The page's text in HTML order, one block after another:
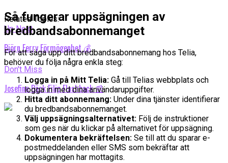
Related Topics:
Up Next
Björn Ferry Förmögenhet 💰
Don't Miss
Josefine Bäck Filip Flashback 📰
Så fungerar uppsägningen av
bredbandsabonnemanget
För att säga upp ditt bredbandsabonnemang hos Telia,
behöver du följa några enkla steg:
Logga in på Mitt Telia: Gå till Telias webbplats och
logga in med dina användaruppgifter.
Hitta ditt abonnemang: Under dina tjänster identifierar
du bredbandsabonnemanget.
Välj uppsägningsalternativet: Följ de instruktioner
som ges när du klickar på alternativet för uppsägning.
Dokumentera bekräftelsen: Se till att du sparar e-
postmeddelanden eller SMS som bekräftar att
uppsägningen har mottagits.